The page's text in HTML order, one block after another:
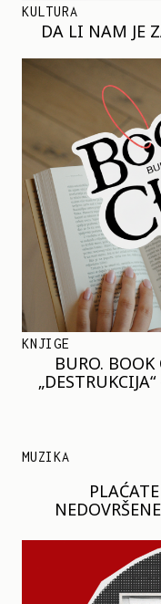
KULTURA
DA LI NAM JE
KNJIGE
BURO.
MUZIKA